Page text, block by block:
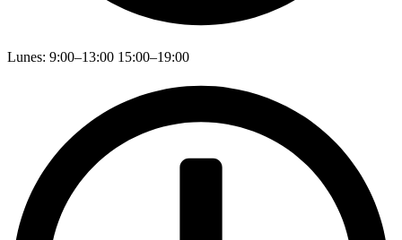
Lunes: 9:00–13:00 15:00–19:00